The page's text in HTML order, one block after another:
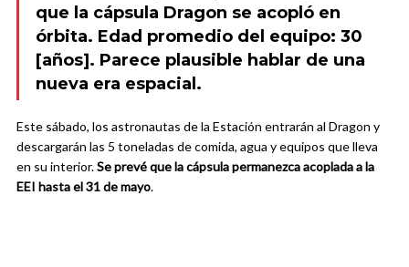
que la cápsula Dragon se acopló en
órbita. Edad promedio del equipo: 30
[años]. Parece plausible hablar de una
nueva era espacial.
Este sábado, los astronautas de la Estación entrarán al Dragon y
descargarán las 5 toneladas de comida, agua y equipos que lleva
en su interior.Se prevé que la cápsula permanezca acoplada a la
EEI hasta el 31 de mayo.